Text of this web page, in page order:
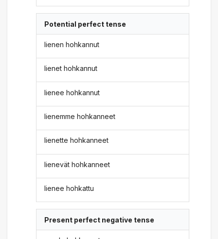
Potential perfect tense
lienen hohkannut
lienet hohkannut
lienee hohkannut
lienemme hohkanneet
lienette hohkanneet
lienevät hohkanneet
lienee hohkattu
Present perfect negative tense